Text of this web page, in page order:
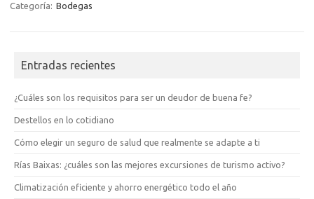
Categoría: Bodegas
Entradas recientes
¿Cuáles son los requisitos para ser un deudor de buena fe?
Destellos en lo cotidiano
Cómo elegir un seguro de salud que realmente se adapte a ti
Rías Baixas: ¿cuáles son las mejores excursiones de turismo activo?
Climatización eficiente y ahorro energético todo el año